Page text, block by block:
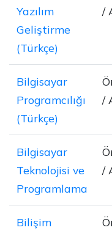
Yazılım
Geliştirme
(Türkçe)
/
Bilgisayar
Programcılığı
(Türkçe)
/
Bilgisayar
Teknolojisi ve
Programlama
/
Bilişim